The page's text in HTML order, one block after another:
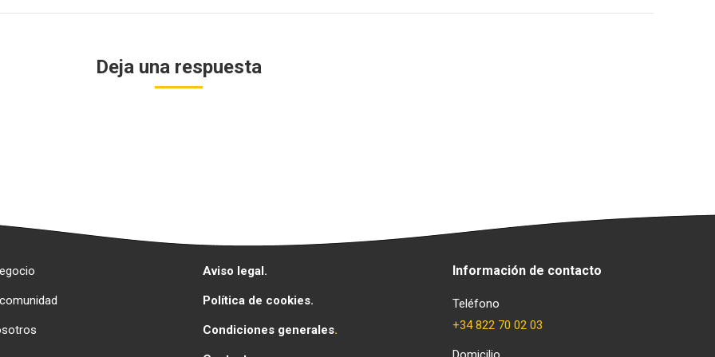
Deja una respuesta
Aviso legal.
Política de cookies.
Condiciones generales.
Información de contacto
Teléfono
+34 822 70 02 03